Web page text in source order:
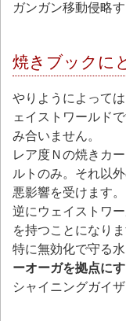
ガンガン移動侵略
焼きブックに
やりようによって
ェイストワールド
み合いません。
レア度Ｎの焼きカ
ルトのみ。それ以
悪影響を受けます。
逆にウェイストワ
を持つことになりま
特に無効化で守る
ーオーガを拠点に
シャイニングガイ